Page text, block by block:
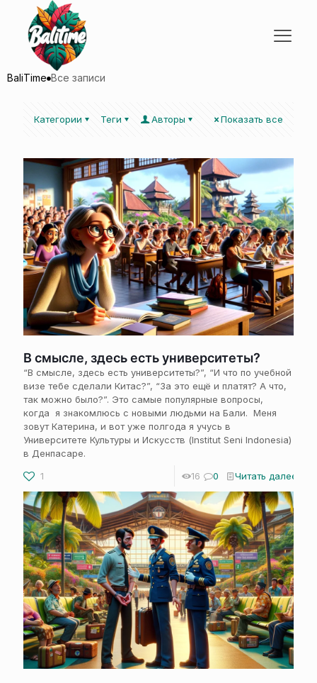
BaliTime Все записи
Категории Теги Авторы Показать все
В смысле, здесь есть университеты?
“В смысле, здесь есть университеты?”, “И что по учебной
визе тебе сделали Китас?”, “За это ещё и платят? А что,
так можно было?”. Это самые популярные вопросы,
когда я знакомлюсь с новыми людьми на Бали. Меня
зовут Катерина, и вот уже полгода я учусь в
Университете Культуры и Искусств (Institut Seni Indonesia)
в Денпасаре.
1
16 0 Читать далее